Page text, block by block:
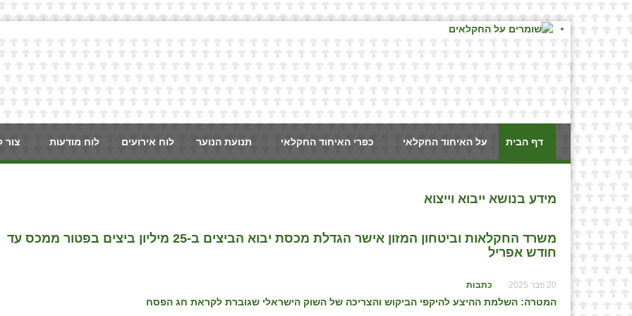
דף הבית על האיחוד החקלאי כפרי האיחוד החקלאי תנועת הנוער לוח אירועים לוח מודעות צור
מידע בנושא ייבוא וייצוא
משרד החקלאות וביטחון המזון אישר הגדלת מכסת יבוא הביצים ב-25 מיליון ביצים בפטור ממכס עד
חודש אפריל
20 פבר 2025 כתבות
המטרה: השלמת ההיצע להיקפי הביקוש והצריכה של השוק הישראלי שגוברת לקראת חג הפסח